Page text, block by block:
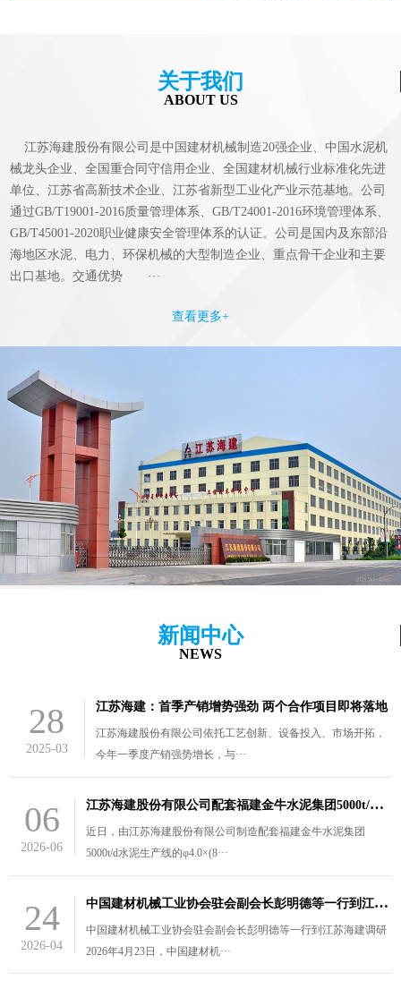
关于我们
ABOUT US
江苏海建股份有限公司是中国建材机械制造20强企业、中国水泥机
械龙头企业、全国重合同守信用企业、全国建材机械行业标准化先进
单位、江苏省高新技术企业、江苏省新型工业化产业示范基地。公司
通过GB/T19001-2016质量管理体系、GB/T24001-2016环境管理体系、
GB/T45001-2020职业健康安全管理体系的认证。公司是国内及东部沿
海地区水泥、电力、环保机械的大型制造企业、重点骨干企业和主要
出口基地。交通优势 ···
查看更多+
新闻中心
NEWS
28
2025-03
江苏海建：首季产销增势强劲 两个合作项目即将落地
江苏海建股份有限公司依托工艺创新、设备投入、市场开拓，
今年一季度产销强势增长，与···
06
2026-06
江
苏海建股份有限公司配套福建金牛水泥集团5000t/d水泥生产线的￠4.0×（8.5+3）m风扫煤磨装车发货
近日，由江苏海建股份有限公司制造配套福建金牛水泥集团
5000t/d水泥生产线的φ4.0×(8···
24
2026-04
中
国建材机械工业协会驻会副会长彭明德等一行到江苏海建调研
中国建材机械工业协会驻会副会长彭明德等一行到江苏海建调研
2026年4月23日，中国建材机···